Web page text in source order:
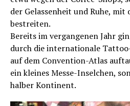
der Gelassenheit und Ruhe,
bestreiten.
Bereits im vergangenen Jahr
durch die internationale
auf dem Convention-Atlas
ein kleines Messe-Inselchen,
halber Kontinent.